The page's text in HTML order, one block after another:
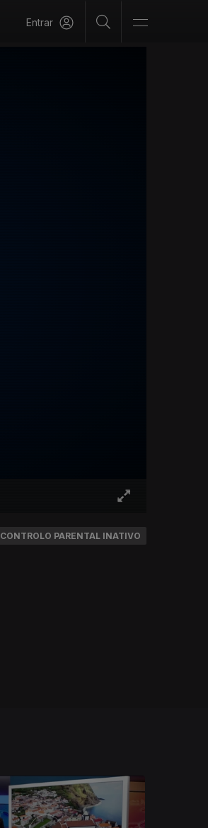
Entrar
CONTROLO PARENTAL INATIVO